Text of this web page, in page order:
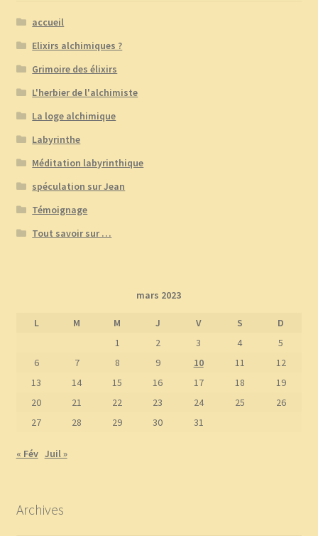
accueil
Elixirs alchimiques ?
Grimoire des élixirs
L'herbier de l'alchimiste
La loge alchimique
Labyrinthe
Méditation labyrinthique
spéculation sur Jean
Témoignage
Tout savoir sur …
mars 2023
L M M J V S
D
1
2 3 4
5
6
7 8 9 10 11
12
13
14 15 16 17 18
19
20
21 22 23 24 25
26
27
28 29 30 31
« Fév Juil »
Archives